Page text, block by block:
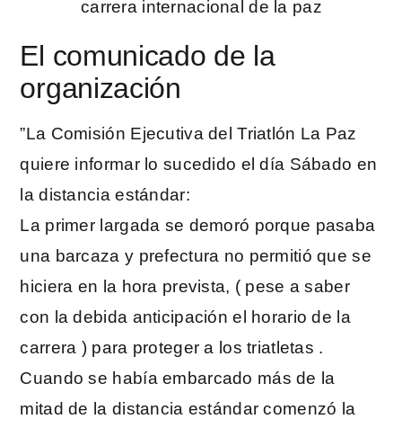
El comunicado de la
organización
”La Comisión Ejecutiva del Triatlón La Paz
quiere informar lo sucedido el día Sábado en
la distancia estándar:
La primer largada se demoró porque pasaba
una barcaza y prefectura no permitió que se
hiciera en la hora prevista, ( pese a saber
con la debida anticipación el horario de la
carrera ) para proteger a los triatletas .
Cuando se había embarcado más de la
mitad de la distancia estándar comenzó la